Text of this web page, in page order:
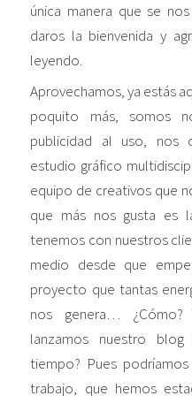
única manera que se
daros la bienvenida y
leyendo.
Aprovechamos, ya estás
poquito más, somos
publicidad al uso, nos
estudio gráfico
equipo de creativos que
que más nos gusta es
tenemos con nuestros
medio desde que
proyecto que tantas
nos genera…
lanzamos nuestro
tiempo? Pues
trabajo, que hemos